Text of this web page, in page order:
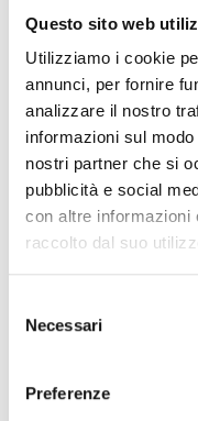
Questo sito web
Utilizziamo i cookie
annunci, per fornire
analizzare il nostro
informazioni sul
nostri partner che si
pubblicità e social
con altre informazioni
raccolto dal suo
delNecessari
Preferenze
interessate.
Per le piccole
importante per
strutturata come
ora meglio
rapporti finali
varie